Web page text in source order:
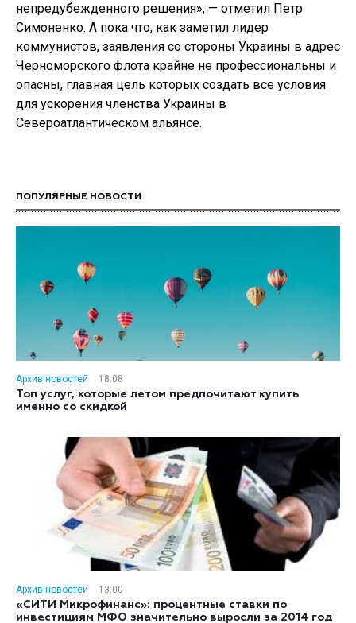
непредубежденного решения», — отметил Петр
Симоненко. А пока что, как заметил лидер
коммунистов, заявления со стороны Украины в адрес
Черноморского флота крайне не профессиональны и
опасны, главная цель которых создать все условия
для ускорения членства Украины в
Североатлантическом альянсе.
ПОПУЛЯРНЫЕ НОВОСТИ
Архив новостей
18:08
Топ услуг, которые летом предпочитают купить
именно со скидкой
Архив новостей
13:00
«СИТИ Микрофинанс»: процентные ставки по
инвестициям МФО значительно выросли за 2014 год